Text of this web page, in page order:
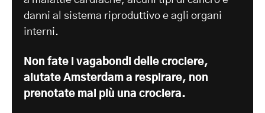
danni al sistema riproduttivo e agli organi
interni.
Non fate i vagabondi delle crociere,
aiutate Amsterdam a respirare, non
prenotate mai più una crociera.